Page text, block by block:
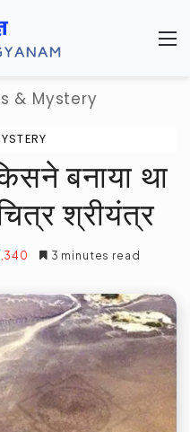
& Mystery
बनाया था
श्रीयंत्र
3 minutes read